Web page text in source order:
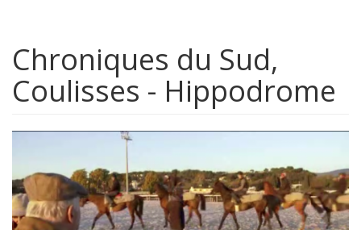
Chroniques du Sud,
Coulisses - Hippodrome